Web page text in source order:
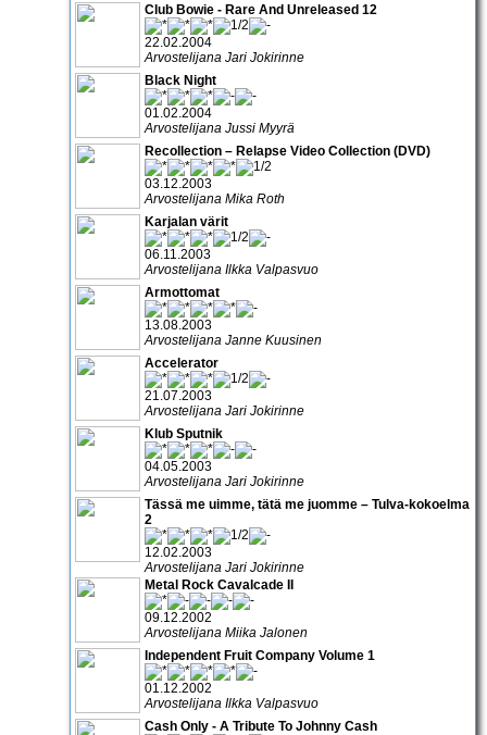
Club Bowie - Rare And Unreleased 12
22.02.2004
Arvostelijana Jari Jokirinne
Black Night
01.02.2004
Arvostelijana Jussi Myyrä
Recollection – Relapse Video Collection (DVD)
03.12.2003
Arvostelijana Mika Roth
Karjalan värit
06.11.2003
Arvostelijana Ilkka Valpasvuo
Armottomat
13.08.2003
Arvostelijana Janne Kuusinen
Accelerator
21.07.2003
Arvostelijana Jari Jokirinne
Klub Sputnik
04.05.2003
Arvostelijana Jari Jokirinne
Tässä me uimme, tätä me juomme – Tulva-kokoelma
2
12.02.2003
Arvostelijana Jari Jokirinne
Metal Rock Cavalcade II
09.12.2002
Arvostelijana Miika Jalonen
Independent Fruit Company Volume 1
01.12.2002
Arvostelijana Ilkka Valpasvuo
Cash Only - A Tribute To Johnny Cash